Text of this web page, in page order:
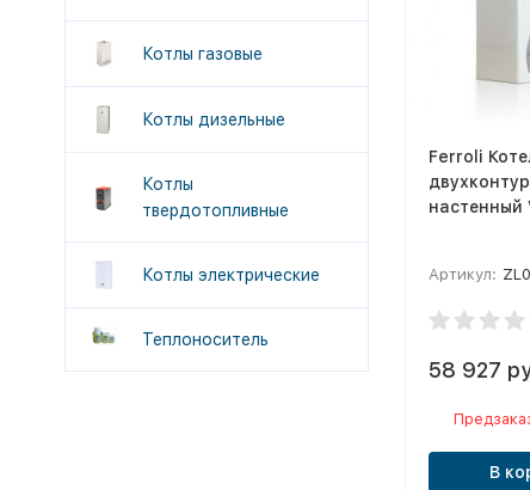
Ferroli
настенный
Артикул:
58 927
В
Котлы газовые
Котлы дизельные
Котлы
твердотопливные
Котлы электрические
Теплоноситель